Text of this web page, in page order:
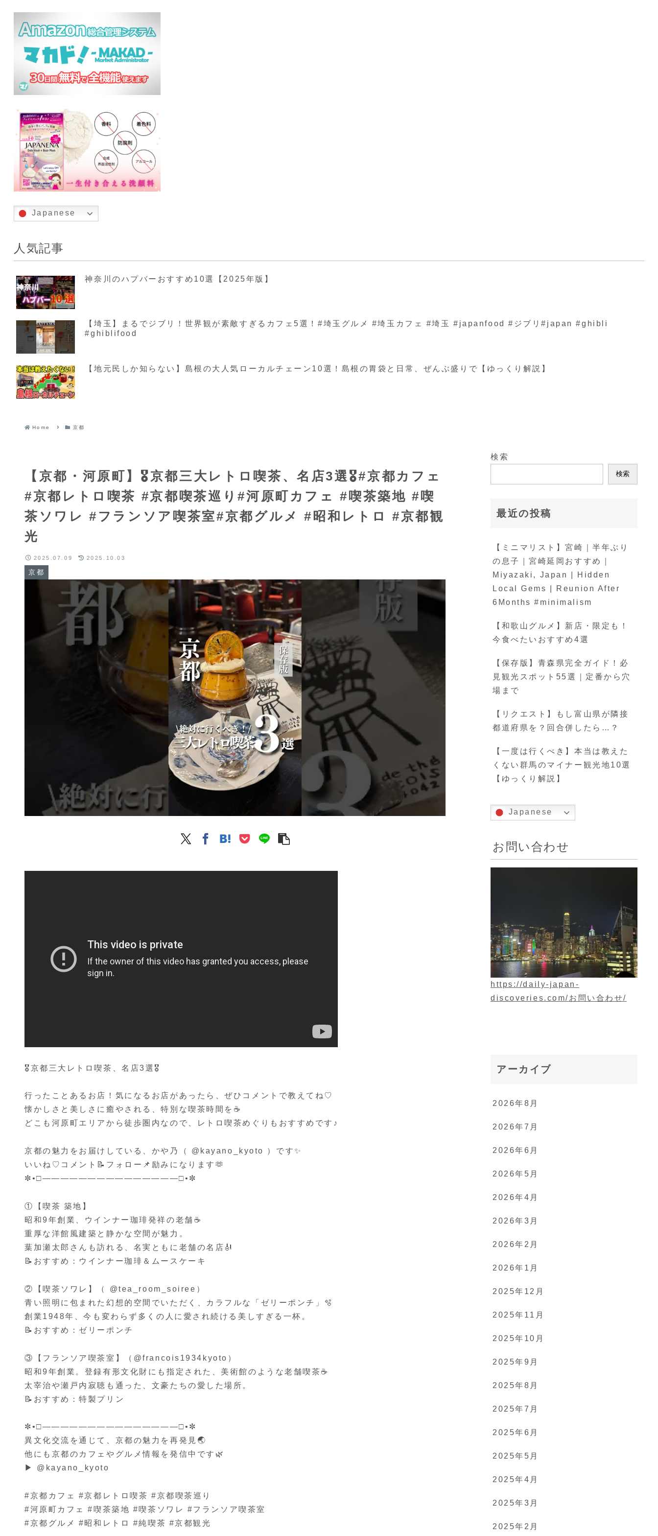
Japanese
人気記事
神奈川のハプバーおすすめ10選【2025年版】
【埼玉】まるでジブリ！世界観が素敵すぎるカフェ5選！#埼玉グルメ #埼玉カフェ #埼玉 #japanfood #ジブリ#japan #ghibli
#ghiblifood
【地元民しか知らない】島根の大人気ローカルチェーン10選！島根の胃袋と日常、ぜんぶ盛りで【ゆっくり解説】
Home 京都
【京都・河原町】🎖京都三大レトロ喫茶、名店3選🎖#京都カフェ
#京都レトロ喫茶 #京都喫茶巡り#河原町カフェ #喫茶築地 #喫
茶ソワレ #フランソア喫茶室#京都グルメ #昭和レトロ #京都観
光
京都
2025.07.09 2025.10.03
🎖京都三大レトロ喫茶、名店3選🎖
行ったことあるお店！気になるお店があったら、ぜひコメントで教えてね♡
懐かしさと美しさに癒やされる、特別な喫茶時間を☕️
どこも河原町エリアから徒歩圏内なので、レトロ喫茶めぐりもおすすめです♪
京都の魅力をお届けしている、かや乃（ @kayano_kyoto ）です✨
いいね♡コメント📝フォロー📌励みになります🫶
✼•□———————————————□•✼
①【喫茶 築地】
昭和9年創業、ウインナー珈琲発祥の老舗☕️
重厚な洋館風建築と静かな空間が魅力。
葉加瀬太郎さんも訪れる、名実ともに老舗の名店🎻
📝おすすめ：ウインナー珈琲＆ムースケーキ
②【喫茶ソワレ】（ @tea_room_soiree）
青い照明に包まれた幻想的空間でいただく、カラフルな「ゼリーポンチ」🫧
創業1948年、今も変わらず多くの人に愛され続ける美しすぎる一杯。
📝おすすめ：ゼリーポンチ
③【フランソア喫茶室】（@francois1934kyoto）
昭和9年創業。登録有形文化財にも指定された、美術館のような老舗喫茶☕️
太宰治や瀬戸内寂聴も通った、文豪たちの愛した場所。
📝おすすめ：特製プリン
✼•□———————————————□•✼
異文化交流を通じて、京都の魅力を再発見🌏
他にも京都のカフェやグルメ情報を発信中です🌿
▶ @kayano_kyoto
#京都カフェ #京都レトロ喫茶 #京都喫茶巡り
#河原町カフェ #喫茶築地 #喫茶ソワレ #フランソア喫茶室
#京都グルメ #昭和レトロ #純喫茶 #京都観光
検索
検索
最近の投稿
【ミニマリスト】宮崎｜半年ぶり
の息子｜宮崎延岡おすすめ｜
Miyazaki, Japan | Hidden
Local Gems | Reunion After
6Months #minimalism
【和歌山グルメ】新店・限定も！
今食べたいおすすめ4選
【保存版】青森県完全ガイド！必
見観光スポット55選｜定番から穴
場まで
【リクエスト】もし富山県が隣接
都道府県を？回合併したら…？
【一度は行くべき】本当は教えた
くない群馬のマイナー観光地10選
【ゆっくり解説】
Japanese
お問い合わせ
https://daily-japan-
discoveries.com/お問い合わせ/
アーカイブ
2026年8月
2026年7月
2026年6月
2026年5月
2026年4月
2026年3月
2026年2月
2026年1月
2025年12月
2025年11月
2025年10月
2025年9月
2025年8月
2025年7月
2025年6月
2025年5月
2025年4月
2025年3月
2025年2月